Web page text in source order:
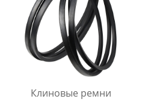
Клиновые ремни